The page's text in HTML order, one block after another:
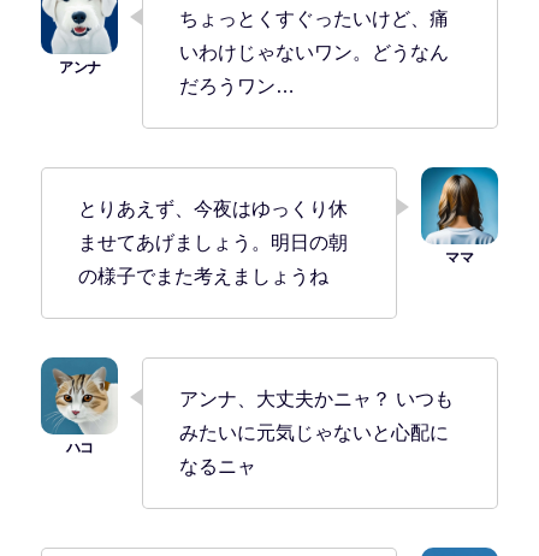
ちょっとくすぐったいけど、痛
いわけじゃないワン。どうなん
だろうワン…
とりあえず、今夜はゆっくり休
ませてあげましょう。明日の朝
の様子でまた考えましょうね
アンナ、大丈夫かニャ？ いつも
みたいに元気じゃないと心配に
なるニャ